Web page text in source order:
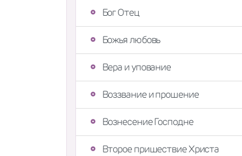
Бог Отец
Божья любовь
Вера и упование
Воззвание и прошение
Вознесение Господне
Второе пришествие Христа